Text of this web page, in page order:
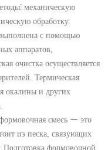
механическую
обработку.
с помощью
аппаратов,
очистка осуществляется
Термическая
окалины и других
смесь ー это
из песка, связующих
Подготовка формовочной